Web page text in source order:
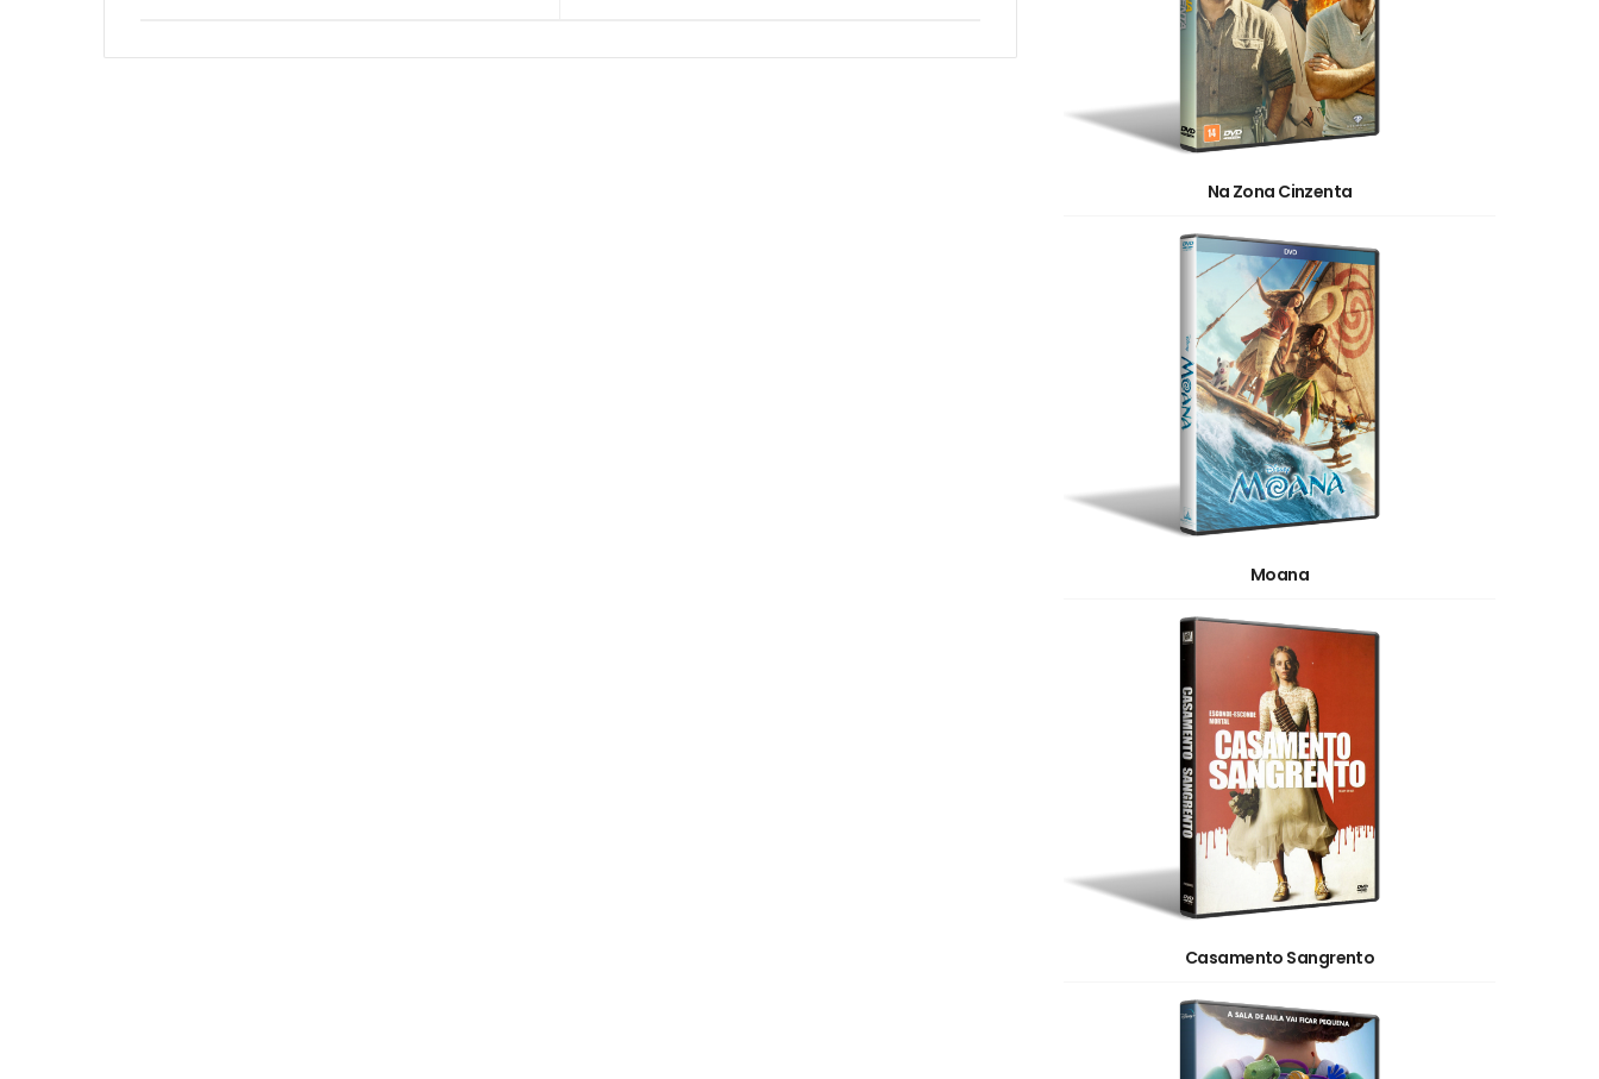
Na Zona Cinzenta
Moana
Casamento Sangrento